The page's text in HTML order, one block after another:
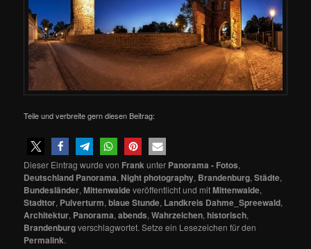
Teile und verbreite gern diesen Beitrag:
Dieser Eintrag wurde von Frankunter Panorama - Fotos,
Deutschland Panorama, Night photography, Brandenburg,Städte,
Bundesländer,Mittenwaldeveröffentlicht und mitMittenwalde,
Stadttor, Pulverturm,blaue Stunde, Landkreis Dahme_Spreewald,
Architektur, Panorama,abends,Wahrzeichen,historisch,
Brandenburgverschlagwortet. Setze ein Lesezeichen für den
Permalink.